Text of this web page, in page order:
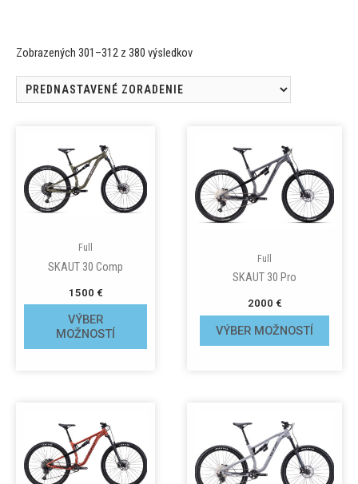
Zobrazených 301–312 z 380 výsledkov
Full
SKAUT 30 Comp
1500 €
VÝBER
MOŽNOSTÍ
Full
SKAUT 30 Pro
2000 €
VÝBER MOŽNOSTÍ